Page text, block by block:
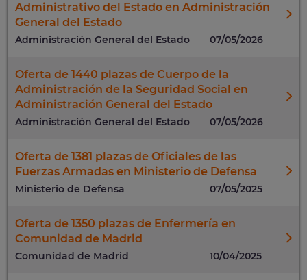
Administrativo del Estado en Administración
General del Estado
Administración General del Estado 07/05/2026
Oferta de 1440 plazas de Cuerpo de la
Administración de la Seguridad Social en
Administración General del Estado
Administración General del Estado 07/05/2026
Oferta de 1381 plazas de Oficiales de las
Fuerzas Armadas en Ministerio de Defensa
Ministerio de Defensa 07/05/2025
Oferta de 1350 plazas de Enfermería en
Comunidad de Madrid
Comunidad de Madrid 10/04/2025